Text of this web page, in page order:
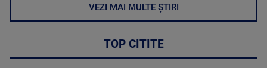
VEZI MAI MULTE ȘTIRI
TOP CITITE